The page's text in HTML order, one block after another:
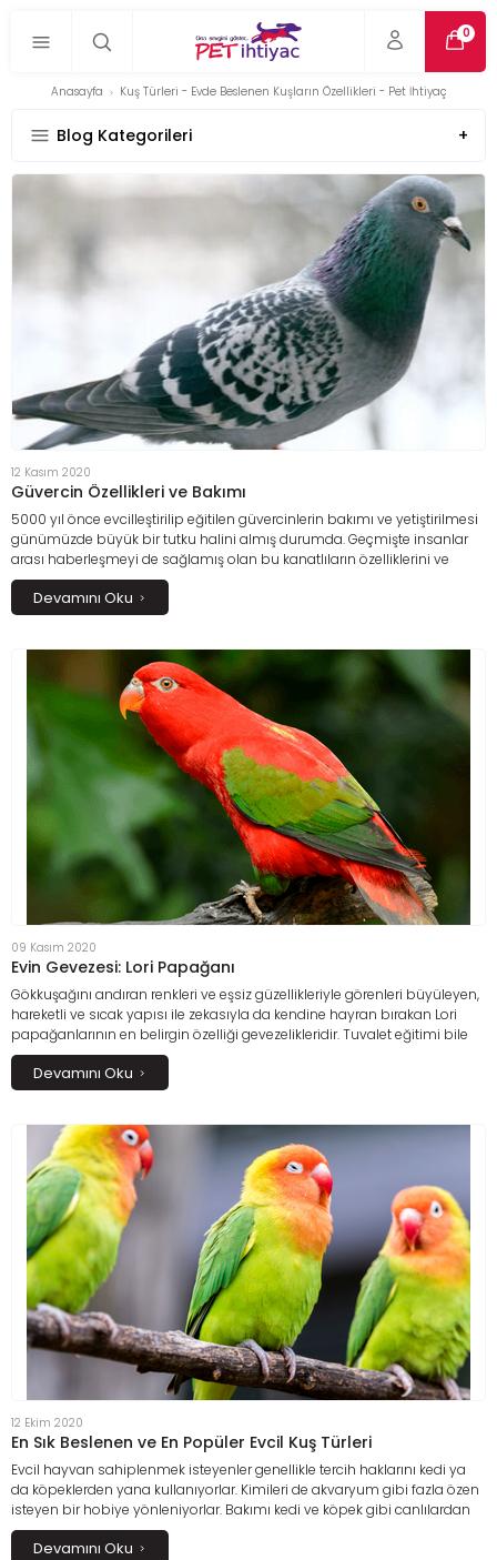
0
Anasayfa Kuş Türleri - Evde Beslenen Kuşların Özellikleri - Pet İhtiyaç
Blog Kategorileri
12 Kasım 2020
Güvercin Özellikleri ve Bakımı
5000 yıl önce evcilleştirilip eğitilen güvercinlerin bakımı ve yetiştirilmesi
günümüzde büyük bir tutku halini almış durumda. Geçmişte insanlar
arası haberleşmeyi de sağlamış olan bu kanatlıların özelliklerini ve
onlara nasıl bakım yapılması gerektiğini öğrenmek isteyenler için yazı
kaleme aldık.
Devamını Oku
09 Kasım 2020
Evin Gevezesi: Lori Papağanı
Gökkuşağını andıran renkleri ve eşsiz güzellikleriyle görenleri büyüleyen,
hareketli ve sıcak yapısı ile zekasıyla da kendine hayran bırakan Lori
papağanlarının en belirgin özelliği gevezelikleridir. Tuvalet eğitimi bile
verilebilen bu kuşlar konuşmayı kolayca öğrenebilirler.
Devamını Oku
12 Ekim 2020
En Sık Beslenen ve En Popüler Evcil Kuş Türleri
Evcil hayvan sahiplenmek isteyenler genellikle tercih haklarını kedi ya
da köpeklerden yana kullanıyorlar. Kimileri de akvaryum gibi fazla özen
isteyen bir hobiye yönleniyorlar. Bakımı kedi ve köpek gibi canlılardan
daha kolay olan, akvaryumdan daha az özen isteyen ama kurduğunuz
etkileşimi yoğun olarak hissedebileceğiniz bir evcil tür daha var: Kuşlar!
Devamını Oku